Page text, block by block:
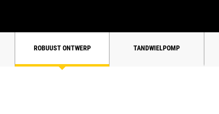
ROBUUST ONTWERP TANDWIELPOMP